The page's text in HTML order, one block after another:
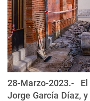
28-Marzo-2023.-
Jorge García Díaz,